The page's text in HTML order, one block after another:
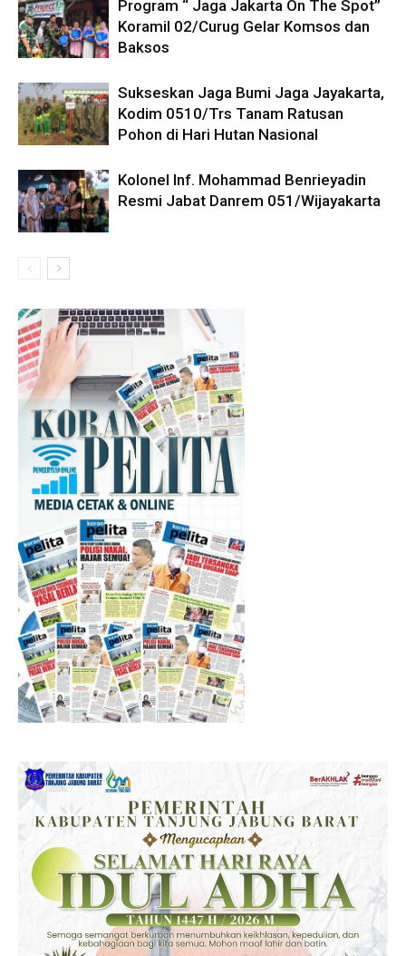
Program “ Jaga Jakarta On The Spot”
Koramil 02/Curug Gelar Komsos dan
Baksos
Sukseskan Jaga Bumi Jaga Jayakarta,
Kodim 0510/Trs Tanam Ratusan
Pohon di Hari Hutan Nasional
Kolonel Inf. Mohammad Benrieyadin
Resmi Jabat Danrem 051/Wijayakarta